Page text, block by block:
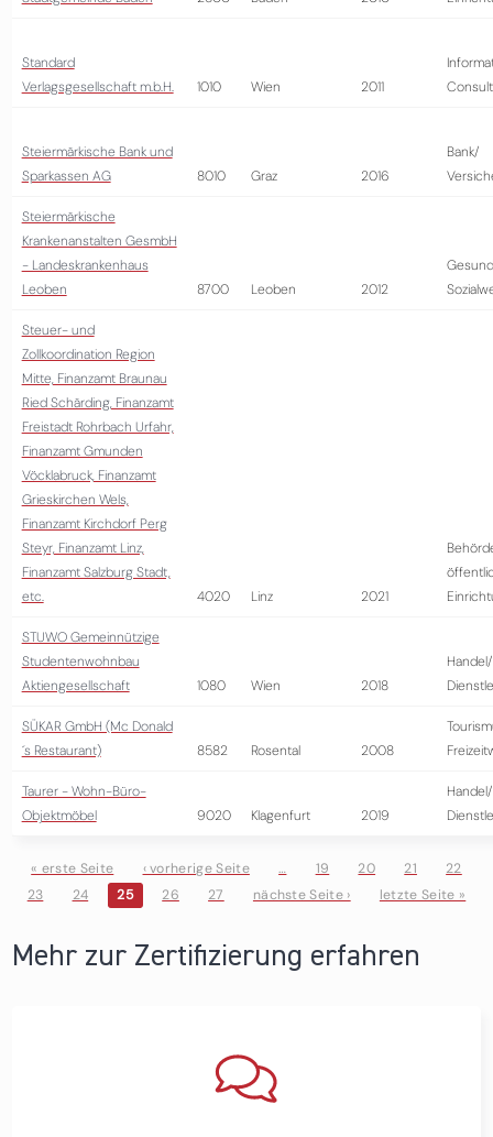
Standard
Verlagsgesellschaft m.b.H.
1010 Wien 2011
Steiermärkische Bank und
Sparkassen AG
8010 Graz 2016
Bank/
Steiermärkische
Krankenanstalten GesmbH
- Landeskrankenhaus
Leoben
8700 Leoben 2012
Steuer- und
Zollkoordination Region
Mitte, Finanzamt Braunau
Ried Schärding, Finanzamt
Freistadt Rohrbach Urfahr,
Finanzamt Gmunden
Vöcklabruck, Finanzamt
Grieskirchen Wels,
Finanzamt Kirchdorf Perg
Steyr, Finanzamt Linz,
Finanzamt Salzburg Stadt,
etc.
4020 Linz 2021
STUWO Gemeinnützige
Studentenwohnbau
Aktiengesellschaft
1080 Wien 2018
Handel/
SÜKAR GmbH (Mc Donald
´s Restaurant)
8582 Rosental 2008
Taurer - Wohn-Büro-
Objektmöbel
9020 Klagenfurt 2019
Handel/
Seiten
« erste Seite ‹ vorherige Seite … 19 20 21
22
23
24 25 26 27 nächste Seite › letzte Seite »
Mehr zur Zertifizierung erfahren